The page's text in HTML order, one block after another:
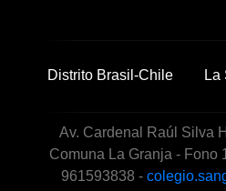
Distrito Brasil-Chile La
Av. Cardenal Raúl Silva
Comuna La Granja - Fono
961593838 -